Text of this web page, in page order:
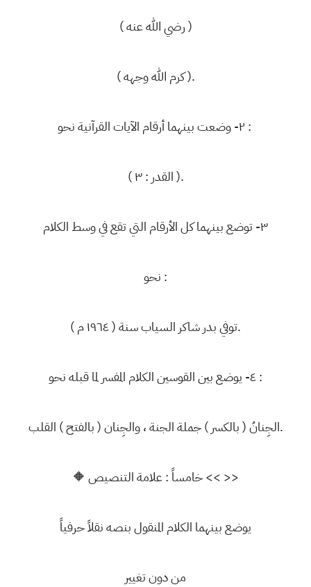
( رضي الله عنه )
( كرم الله وجهه ).
٢- وضعت بينهما أرقام الآيات القرآنية نحو :
( القدر : ٣ ).
٣- توضع بينهما كل الأرقام التي تقع في وسط الكلام
نحو :
توفي بدر شاكر السياب سنة ( ١٩٦٤ م ).
٤- يوضع بين القوسين الكلام المفسر لما قبله نحو :
الجِنانُ ( بالكسر ) جملة الجنة ، والجِنان ( بالفتح ) القلب.
🔶 خامساً : علامة التنصيص << >>
يوضع بينهما الكلام المنقول بنصه نقلاً حرفياً
من دون تغيير